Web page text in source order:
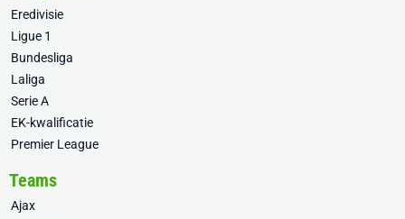
Eredivisie
Ligue 1
Bundesliga
Laliga
Serie A
EK-kwalificatie
Premier League
Teams
Ajax